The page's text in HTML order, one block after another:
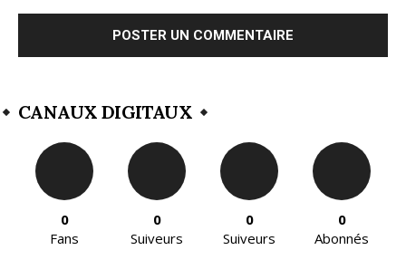
CANAUX DIGITAUX
0
Fans
0
Suiveurs
0
Suiveurs
0
Abonnés